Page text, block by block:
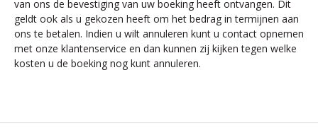
van ons de bevestiging van uw boeking heeft ontvangen. Dit
geldt ook als u gekozen heeft om het bedrag in termijnen aan
ons te betalen. Indien u wilt annuleren kunt u contact opnemen
met onze klantenservice en dan kunnen zij kijken tegen welke
kosten u de boeking nog kunt annuleren.